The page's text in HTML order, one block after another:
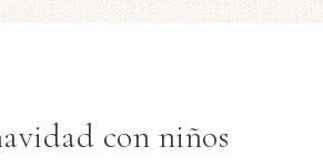
con niños